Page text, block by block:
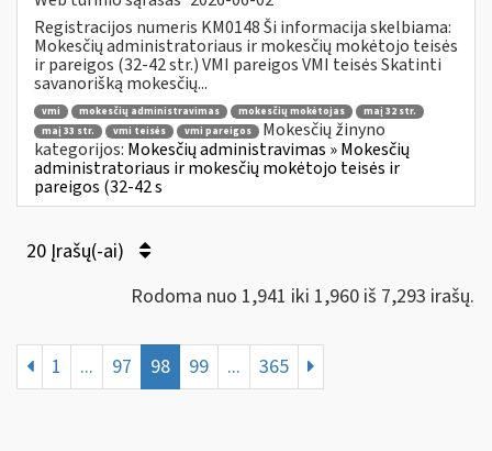
Registracijos numeris KM0148 Ši informacija skelbiama:
Mokesčių administratoriaus ir mokesčių mokėtojo teisės
ir pareigos (32-42 str.) VMI pareigos VMI teisės Skatinti
savanorišką mokesčių...
vmi mokesčių administravimas mokesčių mokėtojas
maį 32 str.
maį 33 str.
vmi teisės vmi pareigos
Mokesčių žinyno
kategorijos: Mokesčių administravimas » Mokesčių
administratoriaus ir mokesčių mokėtojo teisės ir
pareigos (32-42 s
20 Įrašų(-ai)
Rodoma nuo 1,941 iki 1,960 iš 7,293 irašų.
1 ... 97 98 99 ... 365